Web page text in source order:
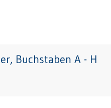
Buchstaben A - H